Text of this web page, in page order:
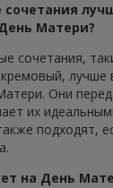
Матери?
сочетания,
лучше
Они
их
подходят,
на День